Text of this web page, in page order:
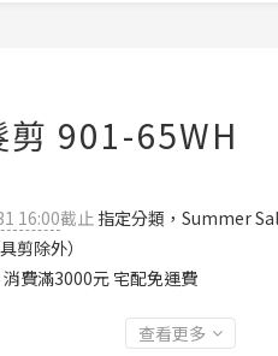
剪 901-65WH
16:00截止 指定分類，Summer
剪除外）
費滿3000元 宅配免運費
查看更多